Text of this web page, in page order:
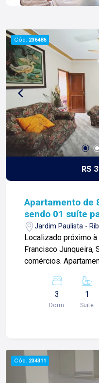
Cód. 236486
R$
Apartamento de
sendo 01 suíte
Paulisa
Jardim Paulista -
Localizado próximo à
Francisco Junqueira,
comércios. Apartamento de 80m² com: -03
banheiro social; -Cozinha; -Área de serviços; -
Espaço gourmet
externo; -02 vagas de
proprietários.
3
Dorm.
1
Suite
Cód. 234311